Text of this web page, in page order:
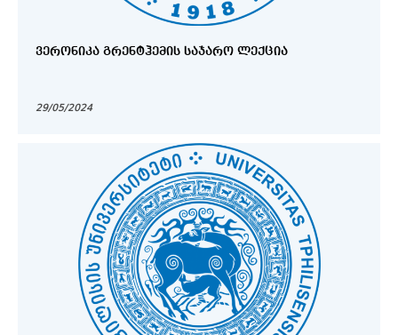
ᲕᲔᲠᲝᲜᲘᲙᲐ ᲒᲠᲔᲜᲢᲰᲔᲛᲘᲡ ᲡᲐᲯᲐᲠᲝ ᲚᲔᲥᲪᲘᲐ
29/05/2024